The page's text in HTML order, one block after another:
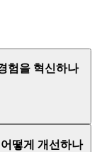
험을 혁신하나
떻게 개선하나